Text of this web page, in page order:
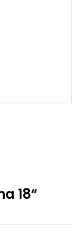
18“